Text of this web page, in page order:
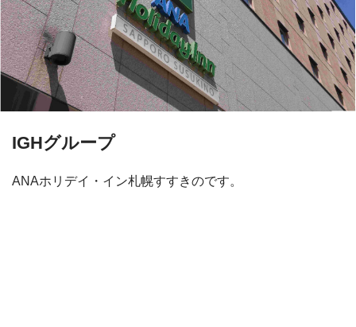
IGHグループ
ANAホリデイ・イン札幌すすきのです。